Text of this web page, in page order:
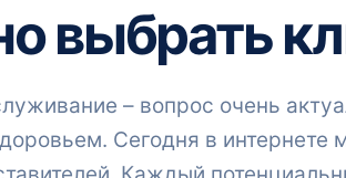
выбрать
– вопрос очень
Сегодня в